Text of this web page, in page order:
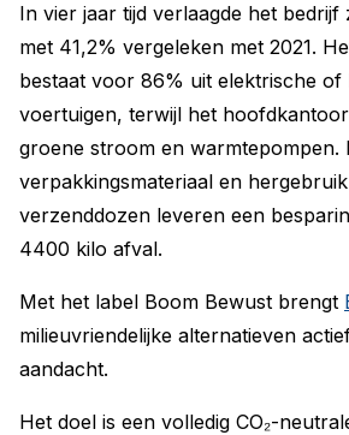
In vier jaar tijd verlaagde het bedrijf
met 41,2% vergeleken met 2021.
bestaat voor 86% uit elektrische of
voertuigen, terwijl het
groene stroom en warmtepompen.
verpakkingsmateriaal en
verzenddozen leveren een
4400 kilo afval.
Met het label Boom Bewust brengt
milieuvriendelijke alternatieven
aandacht.
Het doel is een volledig CO₂-